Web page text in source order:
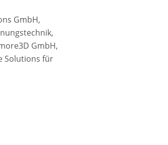
GmbH,
GmbH,
Solutions für